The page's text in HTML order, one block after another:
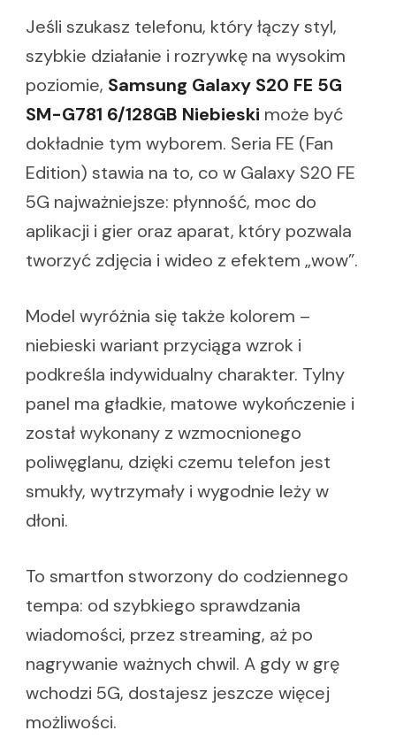
Jeśli szukasz telefonu, który łączy styl,
szybkie działanie i rozrywkę na wysokim
poziomie, Samsung Galaxy S20 FE 5G
SM-G781 6/128GB Niebieski może być
dokładnie tym wyborem. Seria FE (Fan
Edition) stawia na to, co w Galaxy S20 FE
5G najważniejsze: płynność, moc do
aplikacji i gier oraz aparat, który pozwala
tworzyć zdjęcia i wideo z efektem „wow”.
Model wyróżnia się także kolorem –
niebieski wariant przyciąga wzrok i
podkreśla indywidualny charakter. Tylny
panel ma gładkie, matowe wykończenie i
został wykonany z wzmocnionego
poliwęglanu, dzięki czemu telefon jest
smukły, wytrzymały i wygodnie leży w
dłoni.
To smartfon stworzony do codziennego
tempa: od szybkiego sprawdzania
wiadomości, przez streaming, aż po
nagrywanie ważnych chwil. A gdy w grę
wchodzi 5G, dostajesz jeszcze więcej
możliwości.